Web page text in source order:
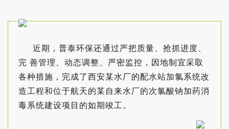
近期，普泰环保还通过严把质量、抢抓进度、
完 善管理、动态调整、严密监控，因地制宜采取
各种措施，完成了西安某水厂的配水站加氯系统改
造工程和位于航天的某自来水厂的次氯酸钠加药消
毒系统建设项目的如期竣工。